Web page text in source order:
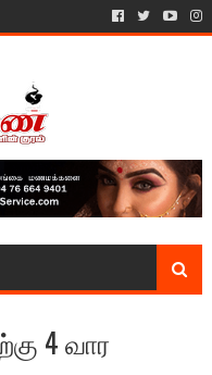
4 வார